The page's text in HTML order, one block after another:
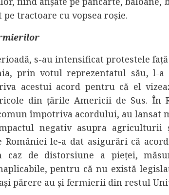
pe tractoare cu vopsea roșie.
s-au intensificat protestele
prin votul reprezentatul său, l-
acestui acord pentru că el
din țările Americii de Sus. În
împotriva acordului, au lansat
negativ asupra agriculturii
României le-a dat asigurări că
caz de distorsiune a pieței,
pentru că nu există
părere au și fermierii din restul